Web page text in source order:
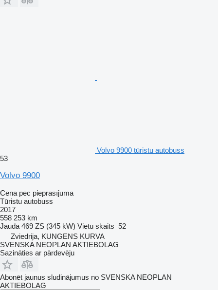
Volvo 9900 tūristu autobuss
53
Volvo 9900
Cena pēc pieprasījuma
Tūristu autobuss
2017
558 253 km
Jauda 469 ZS (345 kW) Vietu skaits 52
Zviedrija, KUNGENS KURVA
SVENSKA NEOPLAN AKTIEBOLAG
Sazināties ar pārdevēju
Abonēt jaunus sludinājumus no SVENSKA NEOPLAN
AKTIEBOLAG